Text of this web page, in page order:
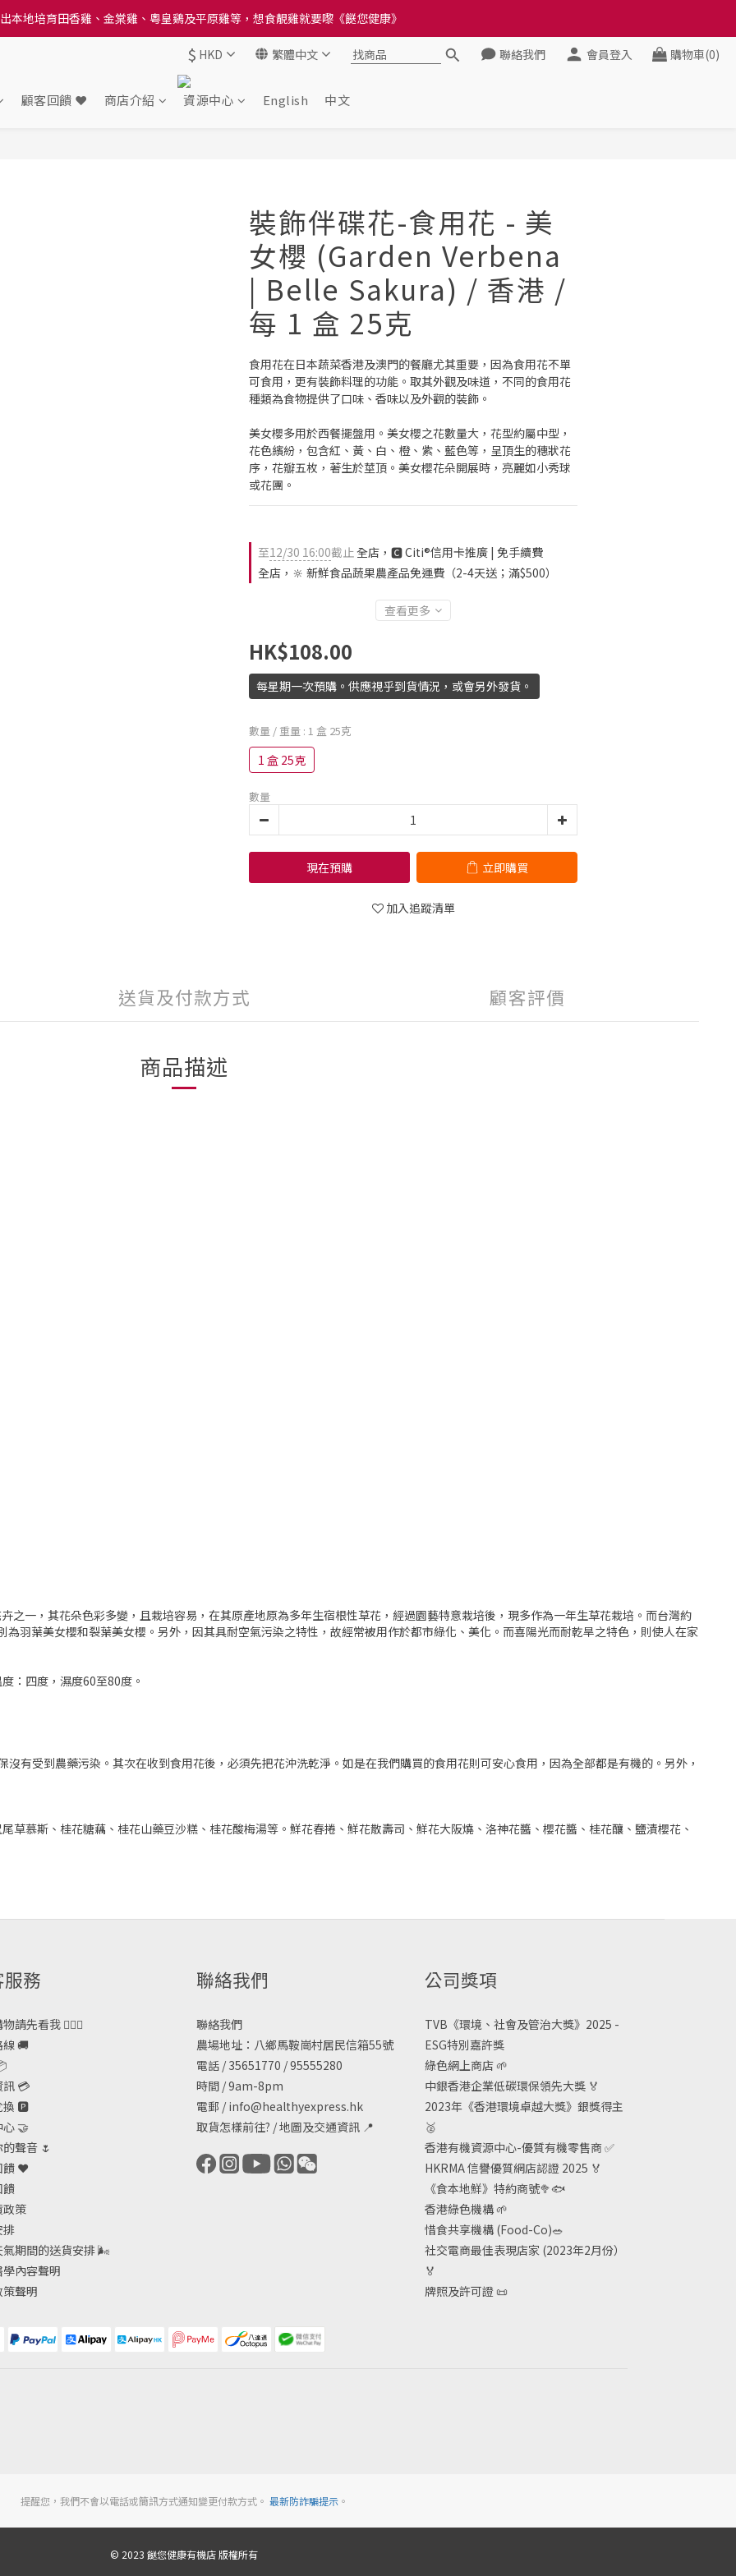
貨方法中選擇區域 - 然後當填寫地址時, 請小心選擇分區及區域, 因資料錯誤會影響前往結帳
貨方法中選擇區域 - 然後當填寫地址時, 請小心選擇分區及區域, 因資料錯誤會影響前往結帳
$ HKD 繁體中文 聯絡我們 會員登入 購物車(0)
顧客回饋 ❤️ 商店介紹 資源中心 English 中文
裝飾伴碟花-食用花 - 美
女櫻 (Garden Verbena
| Belle Sakura) / 香港 /
每 1 盒 25克
食用花在日本蔬菜香港及澳門的餐廳尤其重要，因為食用花不單
可食用，更有裝飾料理的功能。取其外觀及味道，不同的食用花
種類為食物提供了口味、香味以及外觀的裝飾。
美女櫻多用於西餐擺盤用。美女櫻之花數量大，花型約屬中型，
花色繽紛，包含紅、黃、白、橙、紫、藍色等，呈頂生的穗狀花
序，花瓣五枚，著生於莖頂。美女櫻花朵開展時，亮麗如小秀球
或花團。
至12/30 16:00截止全店，🅲 Citi®信用卡推廣 | 免手續費
全店，🔆 新鮮食品蔬果農產品免運費（2-4天送；滿$500）
查看更多
HK$108.00
每星期一次預購。供應視乎到貨情況，或會另外發貨。
數量 / 重量 : 1 盒 25克
1 盒 25克
數量
現在預購 立即購買
加入追蹤清單
送貨及付款方式 顧客評價
商品描述
一，其花朵色彩多變，且栽培容易，在其原產地原為多年生宿根性草花，經過園藝特意栽培後，現多作為一年生草花栽培。而台灣約
羽葉美女櫻和裂葉美女櫻。另外，因其具耐空氣污染之特性，故經常被用作於都市綠化、美化。而喜陽光而耐乾旱之特色，則使人在家
：四度，濕度60至80度。
有受到農藥污染。其次在收到食用花後，必須先把花沖洗乾淨。如是在我們購買的食用花則可安心食用，因為全部都是有機的。另外，
草慕斯、桂花糖藕、桂花山藥豆沙糕、桂花酸梅湯等。鮮花春捲、鮮花散壽司、鮮花大阪燒、洛神花醬、櫻花醬、桂花釀、鹽漬櫻花、
務
請先看我 🙋🏻‍♀️
🚚
💳
換 🅿️
🤝
聲音 🌷
饋 ❤️
饋
策
排
期間的送貨安排🌬
內容聲明
聲明
聯絡我們
聯絡我們
農場地址：八鄉馬鞍崗村居民信箱55號
電話 / 35651770 / 95555280
時間 / 9am-8pm
電郵 / info@healthyexpress.hk
取貨怎樣前往? /地圖及交通資訊 📍
公司獎項
TVB《環境、社會及管治大獎》2025 -
ESG特別嘉許獎
綠色網上商店🌱
中銀香港企業低碳環保領先大獎🏅
2023年《香港環境卓越大獎》銀獎得主
🥈
香港有機資源中心-優質有機零售商✅
HKRMA 信譽優質網店認證 2025 🏅
《食本地鮮》特約商號🥦🐟
香港綠色機構🌱
惜食共享機構 (Food-Co)🥗
社交電商最佳表現店家 (2023年2月份）
🏅
牌照及許可證📜
提醒您，我們不會以電話或簡訊方式通知變更付款方式。 最新防詐騙提示。
© 2023 餸您健康有機店 版權所有